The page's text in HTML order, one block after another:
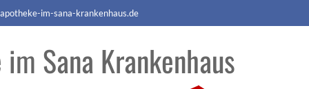
im-sana-krankenhaus.de
Sana Krankenhaus